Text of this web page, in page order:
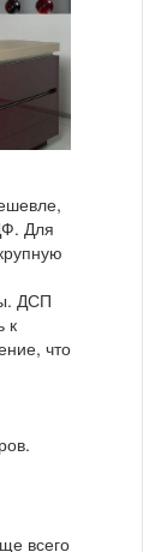
Для
ДСП
к
что
всего